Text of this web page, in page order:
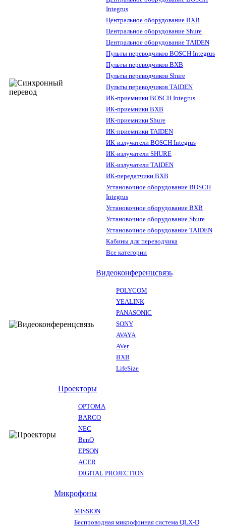
Integrus
Центральное оборудование BXB
Центральное оборудование Shure
Центральное оборудование TAIDEN
Пульты переводчиков BOSCH Integrus
Пульты переводчиков BXB
Пульты переводчиков Shure
Пульты переводчиков TAIDEN
ИК-приемники BOSCH Integrus
ИК-приемники BXB
ИК-приемники Shure
ИК-приемники TAIDEN
ИК-излучатели BOSCH Integrus
ИК-излучатели SHURE
ИК-излучатели TAIDEN
ИК-передатчики BXB
Установочное оборудование BOSCH
Integrus
Установочное оборудование BXB
Установочное оборудование Shure
Установочное оборудование TAIDEN
Кабины для переводчика
Все категории
Видеоконференцсвязь
POLYCOM
YEALINK
PANASONIC
SONY
AVAYA
AVer
BXB
LifeSize
Проекторы
OPTOMA
BARCO
NEC
BenQ
EPSON
ACER
DIGITAL PROJECTION
Микрофоны
MISSION
Беспроводная микрофонная система QLX-D